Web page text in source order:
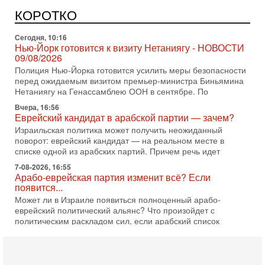
КОРОТКО
предстоящие выборы могут быть сфальсифицированы, их
проведение сорвано, а итоговые результаты
Сегодня, 10:16
Нью-Йорк готовится к визиту Нетаниягу - НОВОСТИ
09/08/2026
Полиция Нью-Йорка готовится усилить меры безопасности
перед ожидаемым визитом премьер-министра Биньямина
Нетаниягу на Генассамблею ООН в сентябре. По
Вчера, 16:56
Еврейский кандидат в арабской партии — зачем?
Израильская политика может получить неожиданный
поворот: еврейский кандидат — на реальном месте в
списке одной из арабских партий. Причем речь идет
7-08-2026, 16:55
Арабо-еврейская партия изменит всё? Если
появится...
Может ли в Израиле появиться полноценный арабо-
еврейский политический альянс? Что произойдет с
политическим раскладом сил, если арабский список